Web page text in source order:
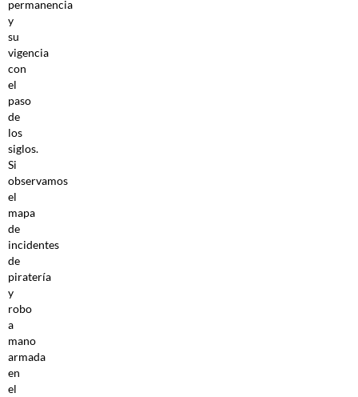
permanencia
y
su
vigencia
con
el
paso
de
los
siglos.
Si
observamos
el
mapa
de
incidentes
de
piratería
y
robo
a
mano
armada
en
el